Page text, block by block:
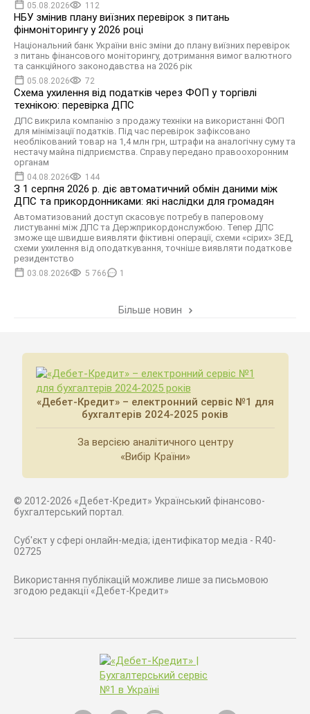
05.08.2026 112
НБУ змінив плану виїзних перевірок з питань
фінмоніторингу у 2026 році
Національний банк України вніс зміни до плану виїзних перевірок
з питань фінансового моніторингу, дотримання вимог валютного
та санкційного законодавства на 2026 рік
05.08.2026 72
Схема ухилення від податків через ФОП у торгівлі
технікою: перевірка ДПС
ДПС викрила компанію з продажу техніки на використанні ФОП
для мінімізації податків. Під час перевірок зафіксовано
необлікований товар на 1,4 млн грн, штрафи на аналогічну суму та
нестачу майна підприємства. Справу передано правоохоронним
органам
04.08.2026 144
З 1 серпня 2026 р. діє автоматичний обмін даними між
ДПС та прикордонниками: які наслідки для громадян
Автоматизований доступ скасовує потребу в паперовому
листуванні між ДПС та Держприкордонслужбою. Тепер ДПС
зможе ще швидше виявляти фіктивні операції, схеми «сірих» ЗЕД,
схеми ухилення від оподаткування, точніше виявляти податкове
резидентство
03.08.2026 5 766 1
Більше новин
«Дебет-Кредит» – електронний сервіс №1 для
бухгалтерів 2024-2025 років
За версією аналітичного центру
«Вибір Країни»
© 2012-2026 «Дебет-Кредит» Український фінансово-
бухгалтерський портал.
Суб'єкт у сфері онлайн-медіа; ідентифікатор медіа - R40-
02725
Використання публікацій можливе лише за письмовою
згодою редакції «Дебет-Кредит»